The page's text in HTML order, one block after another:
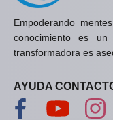
Empoderando
conocimiento es
transformadora es
AYUDA
Visítanos en